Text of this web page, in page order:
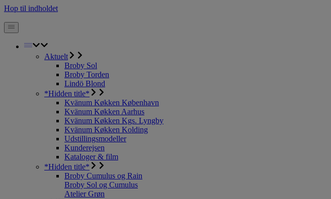
Hop til indholdet
Aktuelt
Broby Sol
Broby Torden
Lindö Blond
*Hidden title*
Kvänum Køkken København
Kvänum Køkken Aarhus
Kvänum Køkken Kgs. Lyngby
Kvänum Køkken Kolding
Udstillingsmodeller
Kunderejsen
Kataloger & film
*Hidden title*
Broby Cumulus og Rain
Broby Sol og Cumulus
Atelier Grøn